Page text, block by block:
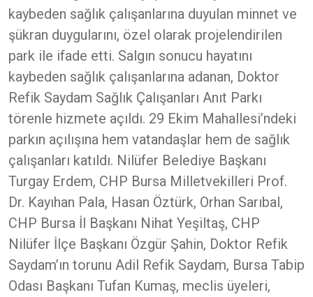
kaybeden sağlık çalışanlarına duyulan minnet ve
şükran duygularını, özel olarak projelendirilen
park ile ifade etti. Salgın sonucu hayatını
kaybeden sağlık çalışanlarına adanan, Doktor
Refik Saydam Sağlık Çalışanları Anıt Parkı
törenle hizmete açıldı. 29 Ekim Mahallesi’ndeki
parkın açılışına hem vatandaşlar hem de sağlık
çalışanları katıldı. Nilüfer Belediye Başkanı
Turgay Erdem, CHP Bursa Milletvekilleri Prof.
Dr. Kayıhan Pala, Hasan Öztürk, Orhan Sarıbal,
CHP Bursa İl Başkanı Nihat Yeşiltaş, CHP
Nilüfer İlçe Başkanı Özgür Şahin, Doktor Refik
Saydam’ın torunu Adil Refik Saydam, Bursa Tabip
Odası Başkanı Tufan Kumaş, meclis üyeleri,